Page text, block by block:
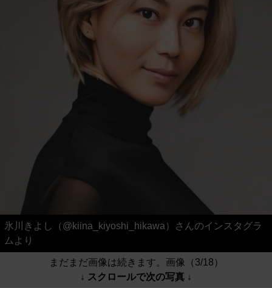
氷川きよし（@kiina_kiyoshi_hikawa）さんのインスタグラ
ムより
まだまだ画像は続きます。画像（3/18）
↓ スクロールで次の写真 ↓